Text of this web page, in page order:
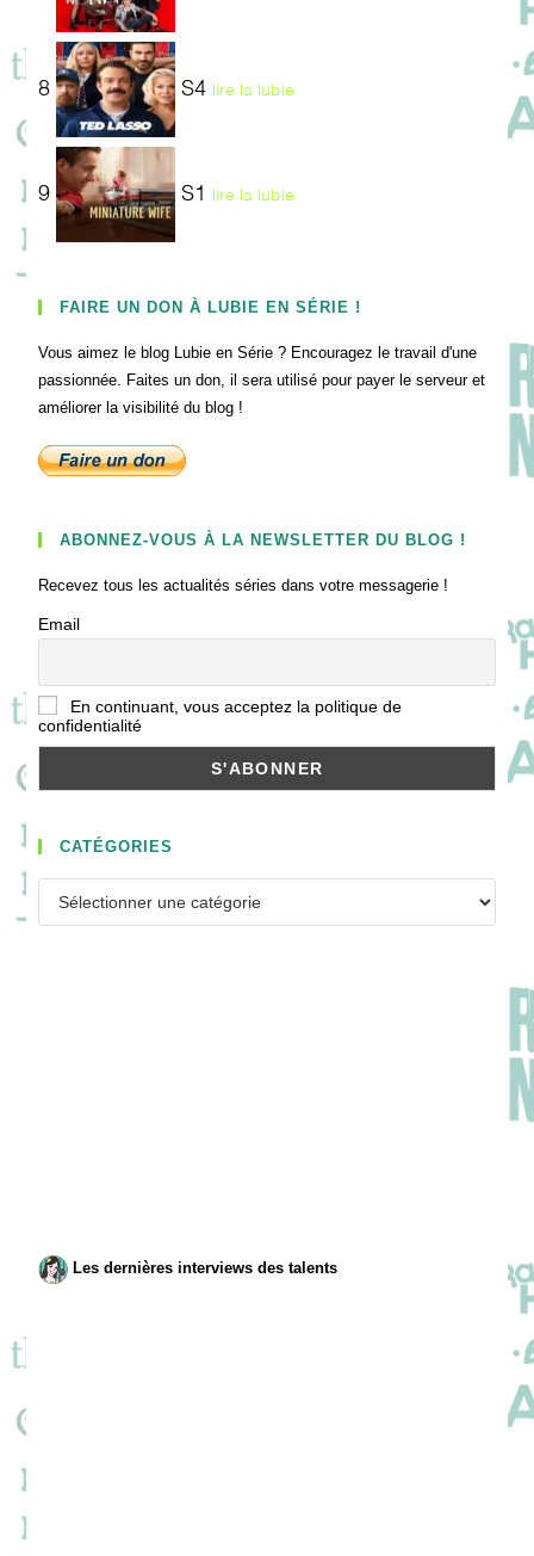
8 S4 lire la lubie
9 S1 lire la lubie
FAIRE UN DON À LUBIE EN SÉRIE !
Vous aimez le blog Lubie en Série ? Encouragez le travail d'une
passionnée. Faites un don, il sera utilisé pour payer le serveur et
améliorer la visibilité du blog !
ABONNEZ-VOUS À LA NEWSLETTER DU BLOG !
Recevez tous les actualités séries dans votre messagerie !
Email
En continuant, vous acceptez la politique de
confidentialité
CATÉGORIES
Les dernières interviews des talents